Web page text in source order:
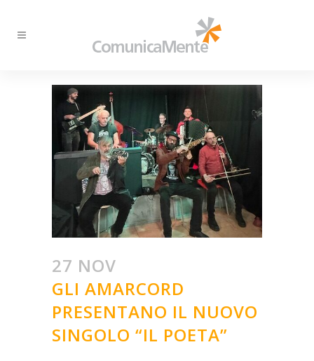
27 NOV
GLI AMARCORD
PRESENTANO IL NUOVO
SINGOLO “IL POETA”